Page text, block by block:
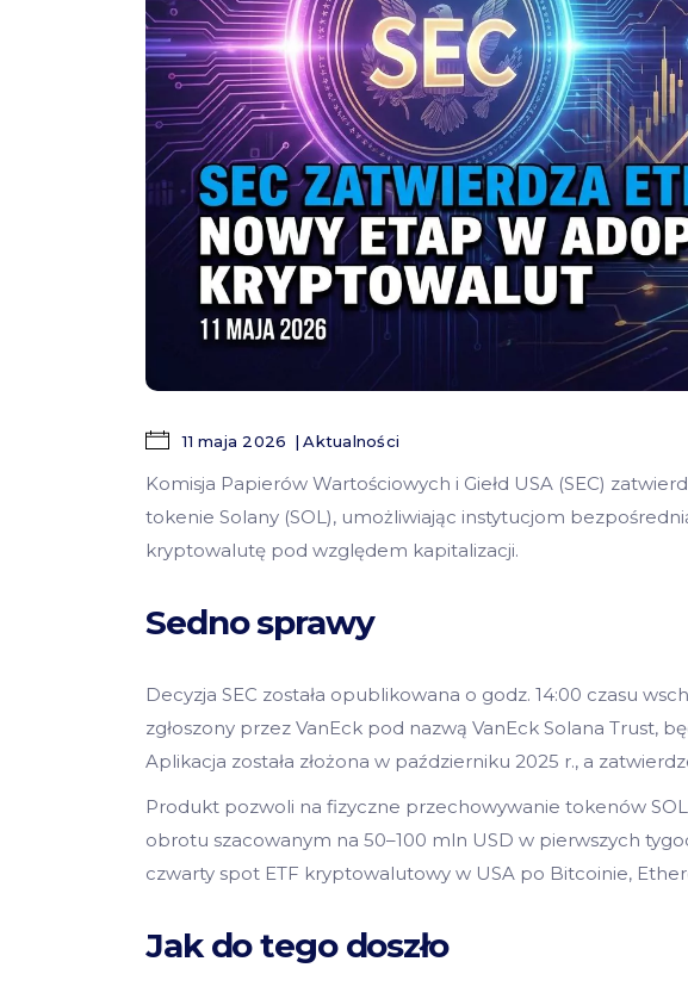
11 maja 2026 Aktualności
Komisja Papierów Wartościowych i Giełd USA (SEC)
tokenie Solany (SOL), umożliwiając instytucjom
kryptowalutę pod względem kapitalizacji.
Sedno sprawy
Decyzja SEC została opublikowana o godz. 14:00 czasu
zgłoszony przez VanEck pod nazwą VanEck Solana Trust,
Aplikacja została złożona w październiku 2025 r., a
Produkt pozwoli na fizyczne przechowywanie tokenów
obrotu szacowanym na 50–100 mln USD w pierwszych
czwarty spot ETF kryptowalutowy w USA po Bitcoinie,
Jak do tego doszło